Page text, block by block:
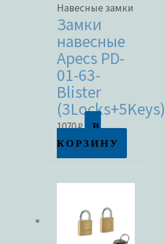
Навесные замки
Замки
навесные
Apecs PD-
01-63-
Blister
(3Locks+5Keys)
1070₽
В
КОРЗИНУ